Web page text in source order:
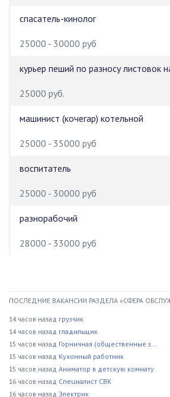
спасатель-кинолог
25000 - 30000 руб
курьер пеший по разносу листовок
25000 руб.
машинист (кочегар) котельной
25000 - 35000 руб
воспитатель
25000 - 30000 руб
разнорабочий
28000 - 33000 руб
ПОСЛЕДНИЕ ВАКАНСИИ РАЗДЕЛА «СФЕРА
14 часов назад грузчик
14 часов назад гладильщик
15 часов назад Горничная (общественные з...
15 часов назад Кухонный работник
15 часов назад Аниматор в детскую комнату
16 часов назад Специалист СВК
16 часов назад Электрик